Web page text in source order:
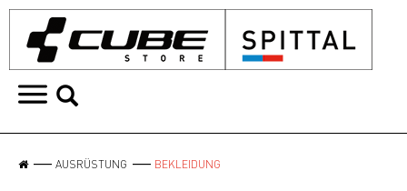
AUSRÜSTUNG BEKLEIDUNG